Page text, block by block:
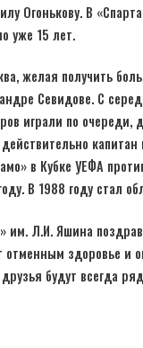
Огонькову. В
уже 15 лет.
желая получить
Севидове. С
играли по
действительно
в Кубке УЕФА
В 1988 году стал
им. Л.И. Яшина
отменным здоровье
будут всегда